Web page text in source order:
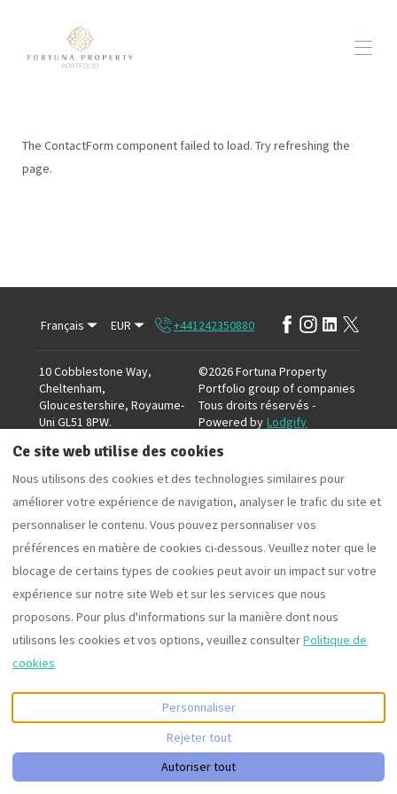
Toutes les propriétés ▾
+441242350880
The ContactForm component failed to load. Try refreshing the
page.
Français EUR +441242350880
10 Cobblestone Way,
Cheltenham,
Gloucestershire, Royaume-
Uni GL51 8PW.
info@fortunaproperty.uk
©2026Fortuna Property
Portfolio group of companies
Tous droits réservés -
Powered by Lodgify
Ce site web utilise des cookies
Nous utilisons des cookies et des technologies similaires pour
améliorer votre expérience de navigation, analyser le trafic du site et
personnaliser le contenu. Vous pouvez personnaliser vos
préférences en matière de cookies ci-dessous. Veuillez noter que le
blocage de certains types de cookies peut avoir un impact sur votre
expérience sur notre site Web et sur les services que nous
proposons. Pour plus d'informations sur la manière dont nous
utilisons les cookies et vos options, veuillez consulterPolitique de
cookies
Personnaliser
Rejeter tout
Autoriser tout